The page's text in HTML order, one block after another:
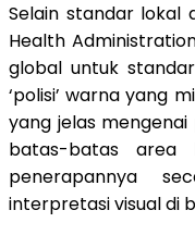
Selain standar lokal
Health
global untuk
‘polisi’ warna yang
yang jelas
batas-batas area
penerapannya
interpretasi visual di